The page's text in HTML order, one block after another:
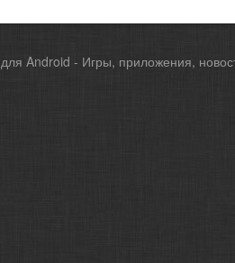
Android - Игры, приложения,